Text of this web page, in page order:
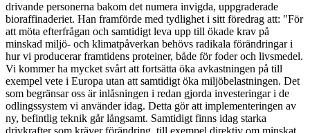
drivande personerna bakom det numera invigda, uppgraderade
bioraffinaderiet. Han framförde med tydlighet i sitt föredrag att: "För
att möta efterfrågan och samtidigt leva upp till ökade krav på
minskad miljö- och klimatpåverkan behövs radikala förändringar i
hur vi producerar framtidens proteiner, både för foder och livsmedel.
Vi kommer ha mycket svårt att fortsätta öka avkastningen på till
exempel vete i Europa utan att samtidigt öka miljöbelastningen. Det
som begränsar oss är inlåsningen i redan gjorda investeringar i de
odlingssystem vi använder idag. Detta gör att implementeringen av
ny, befintlig teknik går långsamt. Samtidigt finns idag starka